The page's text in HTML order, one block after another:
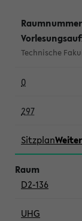
Technische
0
297
Sitzplan
D2-136
UHG